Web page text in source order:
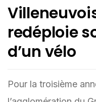
redéploie
d’un vélo
Pour la troisième